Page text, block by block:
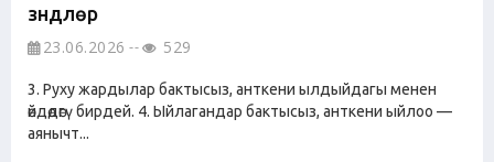
үзүндүлөр
23.06.2026 529
3. Руху жардылар бактысыз, анткени ылдыйдагы менен
өйдөдөгү бирдей. 4. Ыйлагандар бактысыз, анткени ыйлоо —
аянычт...